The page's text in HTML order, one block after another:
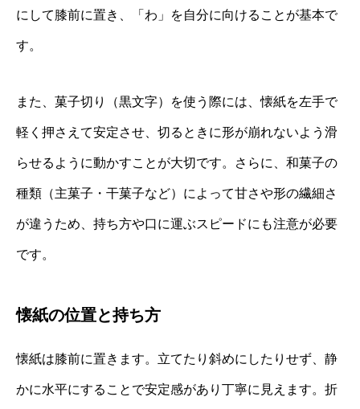
にして膝前に置き、「わ」を自分に向けることが基本で
す。
また、菓子切り（黒文字）を使う際には、懐紙を左手で
軽く押さえて安定させ、切るときに形が崩れないよう滑
らせるように動かすことが大切です。さらに、和菓子の
種類（主菓子・干菓子など）によって甘さや形の繊細さ
が違うため、持ち方や口に運ぶスピードにも注意が必要
です。
懐紙の位置と持ち方
懐紙は膝前に置きます。立てたり斜めにしたりせず、静
かに水平にすることで安定感があり丁寧に見えます。折